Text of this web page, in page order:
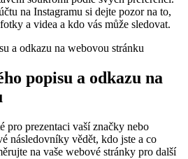
na Instagramu si dejte pozor na to,
a videa a kdo vás může sledovat.
popisu a odkazu na
pro prezentaci vaší značky nebo
následovníky vědět, kdo jste a co
na vaše webové stránky pro další